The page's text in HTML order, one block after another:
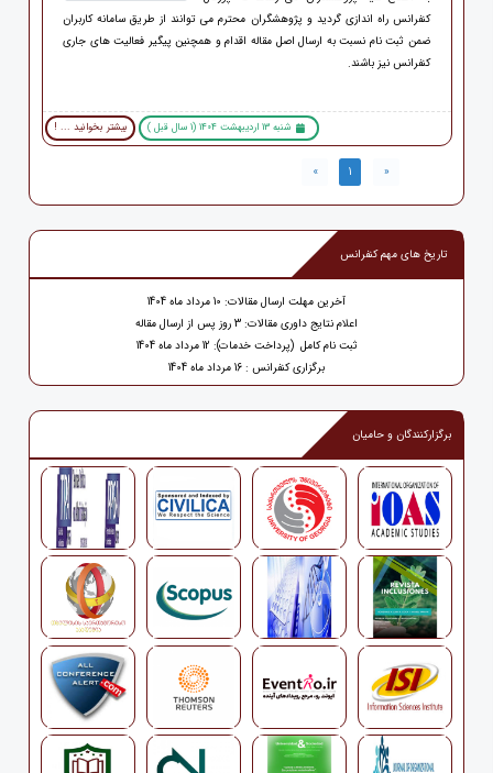
کنفرانس راه اندازی گردید و پژوهشگران محترم می توانند از طریق سامانه کاربران
ضمن ثبت نام نسبت به ارسال اصل مقاله اقدام و همچنین پیگیر فعالیت های جاری
کنفرانس نیز باشند.
شنبه 13 اردیبهشت 1404 (1 سال قبل ) بیشتر بخوانید ... !
«
1
»
تاریخ های مهم کنفرانس
آخرین مهلت ارسال مقالات: 10 مرداد ماه 1404
اعلام نتایج داوری مقالات: 3 روز پس از ارسال مقاله
ثبت نام کامل (پرداخت خدمات): 12 مرداد ماه 1404
برگزاری کنفرانس : 16 مرداد ماه 1404
برگزارکنندگان و حامیان